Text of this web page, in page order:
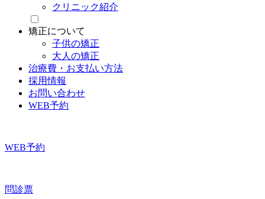
クリニック紹介
矯正について
子供の矯正
大人の矯正
治療費・お支払い方法
採用情報
お問い合わせ
WEB予約
WEB予約
問診票